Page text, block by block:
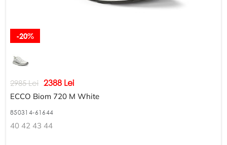
-20%
2985 Lei 2388 Lei
ECCO Biom 720 M White
850314-61644
40 42 43 44